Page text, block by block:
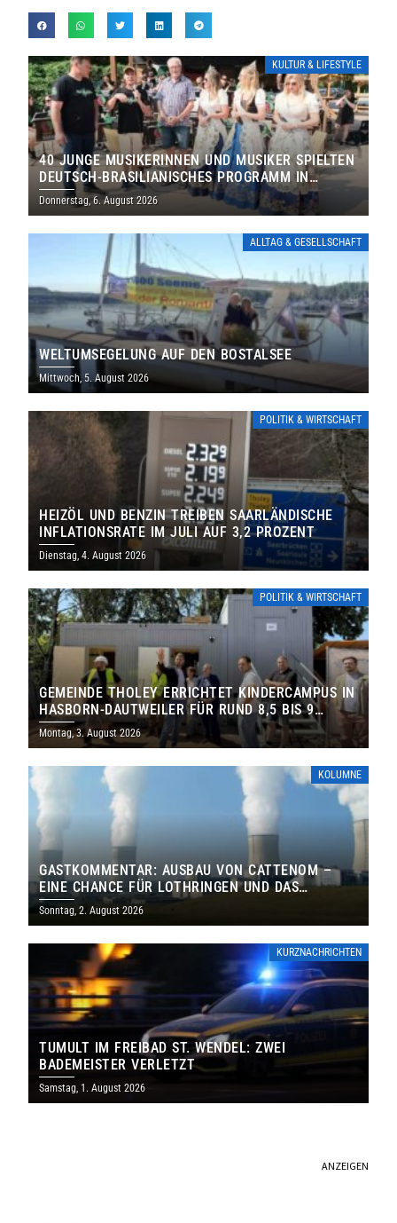
KULTUR & LIFESTYLE
40 JUNGE MUSIKERINNEN UND MUSIKER SPIELTEN
DEUTSCH-BRASILIANISCHES PROGRAMM IN
THOLEY
Donnerstag, 6. August 2026
ALLTAG & GESELLSCHAFT
WELTUMSEGELUNG AUF DEN BOSTALSEE
Mittwoch, 5. August 2026
POLITIK & WIRTSCHAFT
HEIZÖL UND BENZIN TREIBEN SAARLÄNDISCHE
INFLATIONSRATE IM JULI AUF 3,2 PROZENT
Dienstag, 4. August 2026
POLITIK & WIRTSCHAFT
GEMEINDE THOLEY ERRICHTET KINDERCAMPUS IN
HASBORN-DAUTWEILER FÜR RUND 8,5 BIS 9
MILLIONEN EURO
Montag, 3. August 2026
KOLUMNE
GASTKOMMENTAR: AUSBAU VON CATTENOM –
EINE CHANCE FÜR LOTHRINGEN UND DAS
SAARLAND
Sonntag, 2. August 2026
KURZNACHRICHTEN
TUMULT IM FREIBAD ST. WENDEL: ZWEI
BADEMEISTER VERLETZT
Samstag, 1. August 2026
ANZEIGEN